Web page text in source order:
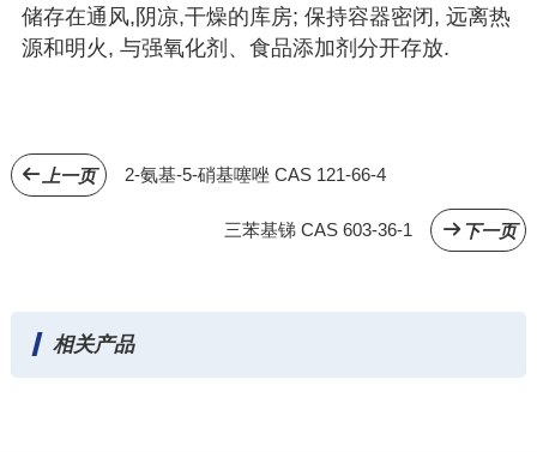
储存在通风,阴凉,干燥的库房; 保持容器密闭, 远离热
源和明火, 与强氧化剂、食品添加剂分开存放.
上一页 2-氨基-5-硝基噻唑 CAS 121-66-4
下一页
三苯基锑 CAS 603-36-1
相关产品